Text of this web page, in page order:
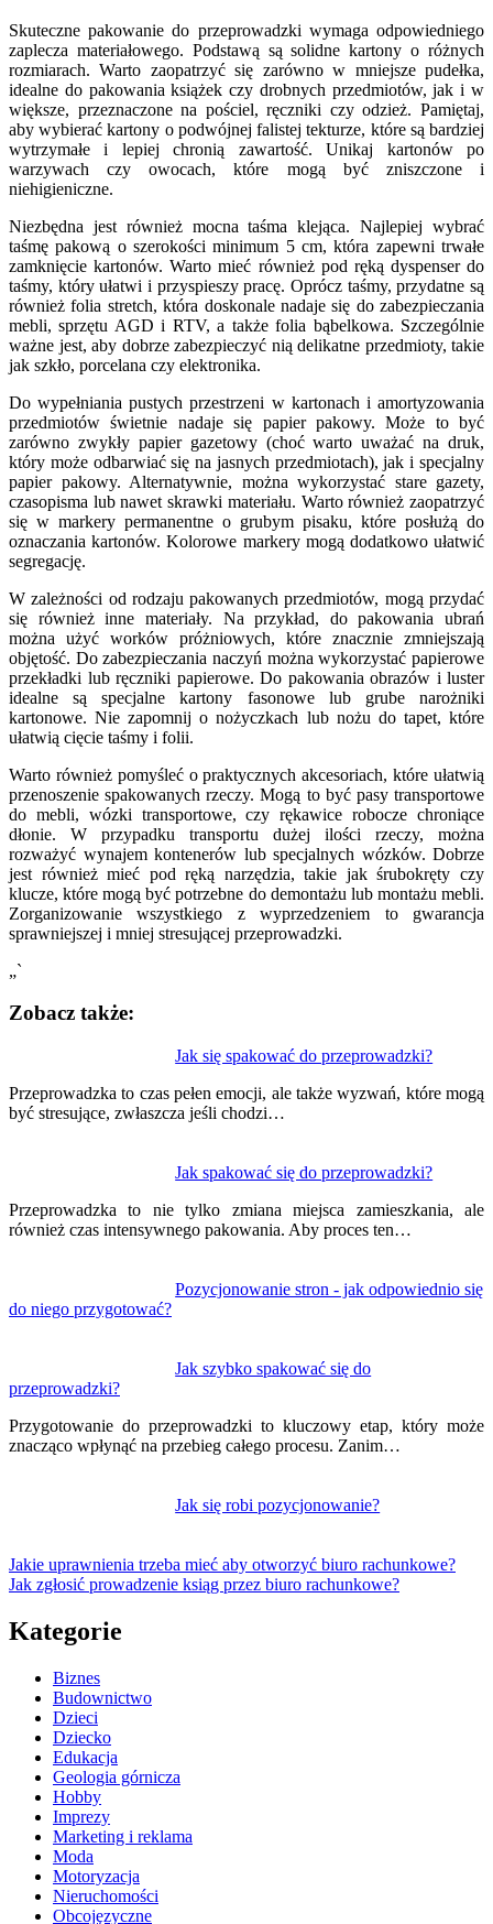
Skuteczne pakowanie do przeprowadzki wymaga odpowiedniego
zaplecza materiałowego. Podstawą są solidne kartony o różnych
rozmiarach. Warto zaopatrzyć się zarówno w mniejsze pudełka,
idealne do pakowania książek czy drobnych przedmiotów, jak i w
większe, przeznaczone na pościel, ręczniki czy odzież. Pamiętaj,
aby wybierać kartony o podwójnej falistej tekturze, które są bardziej
wytrzymałe i lepiej chronią zawartość. Unikaj kartonów po
warzywach czy owocach, które mogą być zniszczone i
niehigieniczne.
Niezbędna jest również mocna taśma klejąca. Najlepiej wybrać
taśmę pakową o szerokości minimum 5 cm, która zapewni trwałe
zamknięcie kartonów. Warto mieć również pod ręką dyspenser do
taśmy, który ułatwi i przyspieszy pracę. Oprócz taśmy, przydatne są
również folia stretch, która doskonale nadaje się do zabezpieczania
mebli, sprzętu AGD i RTV, a także folia bąbelkowa. Szczególnie
ważne jest, aby dobrze zabezpieczyć nią delikatne przedmioty, takie
jak szkło, porcelana czy elektronika.
Do wypełniania pustych przestrzeni w kartonach i amortyzowania
przedmiotów świetnie nadaje się papier pakowy. Może to być
zarówno zwykły papier gazetowy (choć warto uważać na druk,
który może odbarwiać się na jasnych przedmiotach), jak i specjalny
papier pakowy. Alternatywnie, można wykorzystać stare gazety,
czasopisma lub nawet skrawki materiału. Warto również zaopatrzyć
się w markery permanentne o grubym pisaku, które posłużą do
oznaczania kartonów. Kolorowe markery mogą dodatkowo ułatwić
segregację.
W zależności od rodzaju pakowanych przedmiotów, mogą przydać
się również inne materiały. Na przykład, do pakowania ubrań
można użyć worków próżniowych, które znacznie zmniejszają
objętość. Do zabezpieczania naczyń można wykorzystać papierowe
przekładki lub ręczniki papierowe. Do pakowania obrazów i luster
idealne są specjalne kartony fasonowe lub grube narożniki
kartonowe. Nie zapomnij o nożyczkach lub nożu do tapet, które
ułatwią cięcie taśmy i folii.
Warto również pomyśleć o praktycznych akcesoriach, które ułatwią
przenoszenie spakowanych rzeczy. Mogą to być pasy transportowe
do mebli, wózki transportowe, czy rękawice robocze chroniące
dłonie. W przypadku transportu dużej ilości rzeczy, można
rozważyć wynajem kontenerów lub specjalnych wózków. Dobrze
jest również mieć pod ręką narzędzia, takie jak śrubokręty czy
klucze, które mogą być potrzebne do demontażu lub montażu mebli.
Zorganizowanie wszystkiego z wyprzedzeniem to gwarancja
sprawniejszej i mniej stresującej przeprowadzki.
„`
Zobacz także:
Jak się spakować do przeprowadzki?
Przeprowadzka to czas pełen emocji, ale także wyzwań, które mogą
być stresujące, zwłaszcza jeśli chodzi…
Jak spakować się do przeprowadzki?
Przeprowadzka to nie tylko zmiana miejsca zamieszkania, ale
również czas intensywnego pakowania. Aby proces ten…
Pozycjonowanie stron - jak odpowiednio się
do niego przygotować?
Jak szybko spakować się do
przeprowadzki?
Przygotowanie do przeprowadzki to kluczowy etap, który może
znacząco wpłynąć na przebieg całego procesu. Zanim…
Jak się robi pozycjonowanie?
wpisu
Jakie uprawnienia trzeba mieć aby otworzyć biuro rachunkowe?
Jak zgłosić prowadzenie ksiąg przez biuro rachunkowe?
Kategorie
Biznes
Budownictwo
Dzieci
Dziecko
Edukacja
Geologia górnicza
Hobby
Imprezy
Marketing i reklama
Moda
Motoryzacja
Nieruchomości
Obcojęzyczne